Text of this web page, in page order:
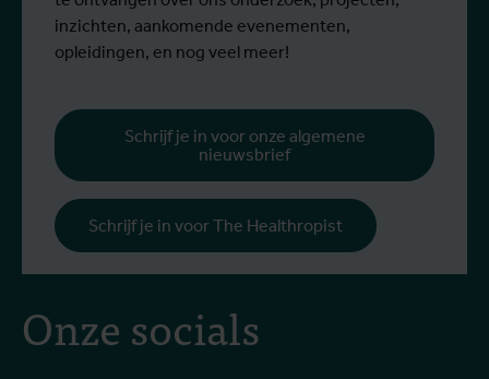
voor personeel.
Onze socials
inzichten, aankomende evenementen,
opleidingen, en nog veel meer!
Schrijf je in voor onze algemene
nieuwsbrief
Schrijf je in voor The Healthropist